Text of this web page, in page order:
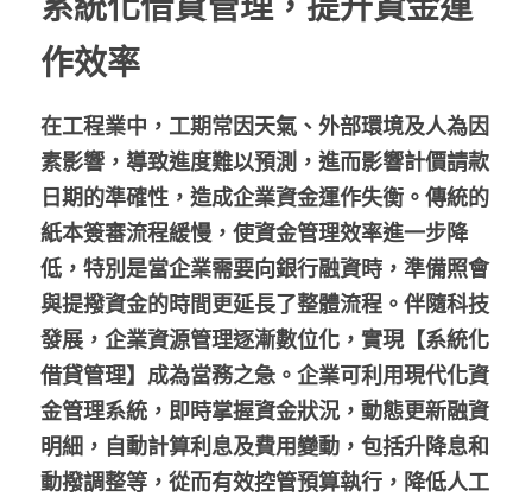
工作機會
ESG永續經營
隱私權政策指南
聯絡正航
搜索
作效率
在工程業中，工期常因天氣、外部環境及人為因
素影響，導致進度難以預測，進而影響計價請款
日期的準確性，造成企業資金運作失衡。傳統的
紙本簽審流程緩慢，使資金管理效率進一步降
低，特別是當企業需要向銀行融資時，準備照會
與提撥資金的時間更延長了整體流程。伴隨科技
發展，企業資源管理逐漸數位化，實現【系統化
借貸管理】成為當務之急。企業可利用現代化資
金管理系統，即時掌握資金狀況，動態更新融資
明細，自動計算利息及費用變動，包括升降息和
動撥調整等，從而有效控管預算執行，降低人工